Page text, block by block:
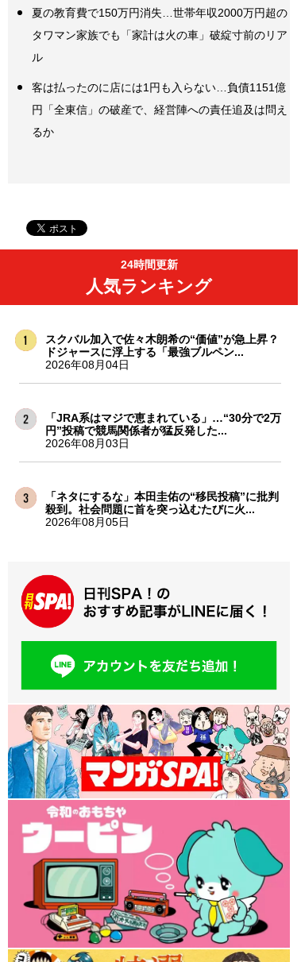
夏の教育費で150万円消失…世帯年収2000万円超の
タワマン家族でも「家計は火の車」破綻寸前のリア
ル
客は払ったのに店には1円も入らない…負債1151億
円「全東信」の破産で、経営陣への責任追及は問え
るか
24時間更新
人気ランキング
スクバル加入で佐々木朗希の“価値”が急上昇？
ドジャースに浮上する「最強ブルペン...
2026年08月04日
「JRA系はマジで恵まれている」…“30分で2万
円”投稿で競馬関係者が猛反発した...
2026年08月03日
「ネタにするな」本田圭佑の“移民投稿”に批判
殺到。社会問題に首を突っ込むたびに火...
2026年08月05日